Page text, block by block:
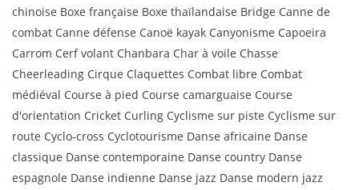
chinoise Boxe française Boxe thaïlandaise Bridge Canne de
combat Canne défense Canoë kayak Canyonisme Capoeira
Carrom Cerf volant Chanbara Char à voile Chasse
Cheerleading Cirque Claquettes Combat libre Combat
médiéval Course à pied Course camarguaise Course
d'orientation Cricket Curling Cyclisme sur piste Cyclisme sur
route Cyclo-cross Cyclotourisme Danse africaine Danse
classique Danse contemporaine Danse country Danse
espagnole Danse indienne Danse jazz Danse modern jazz